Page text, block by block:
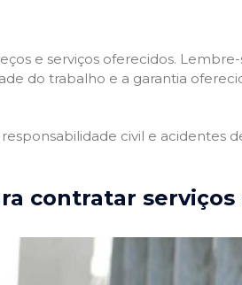
e serviços oferecidos.
do trabalho e a garantia
civil e acidentes
contratar